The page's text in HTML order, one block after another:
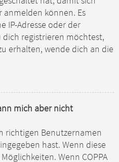
anmelden können. Es
IP-Adresse oder der
registrieren möchtest,
erhalten, wende dich an die
mich aber nicht
richtigen Benutzernamen
hast. Wenn diese
Wenn COPPA